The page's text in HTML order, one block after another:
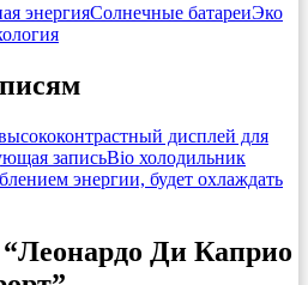
энергияСолнечные батареиЭко
дисплей для
записьBio холодильник
энергии, будет охлаждать
Ди Каприо